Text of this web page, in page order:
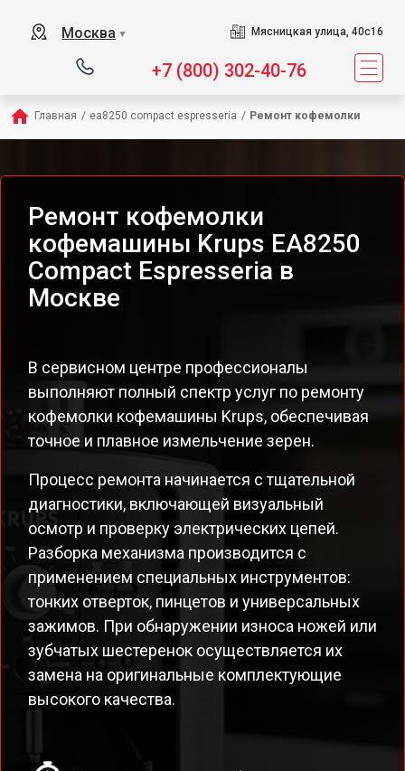
Москва ▼ Мясницкая улица, 40с16
+7 (800) 302-40-76
Главная / ea8250 compact espresseria / Ремонт кофемолки
Ремонт кофемолки
кофемашины Krups EA8250
Compact Espresseria в
Москве
В сервисном центре профессионалы
выполняют полный спектр услуг по ремонту
кофемолки кофемашины Krups, обеспечивая
точное и плавное измельчение зерен.
Процесс ремонта начинается с тщательной
диагностики, включающей визуальный
осмотр и проверку электрических цепей.
Разборка механизма производится с
применением специальных инструментов:
тонких отверток, пинцетов и универсальных
зажимов. При обнаружении износа ножей или
зубчатых шестеренок осуществляется их
замена на оригинальные комплектующие
высокого качества.